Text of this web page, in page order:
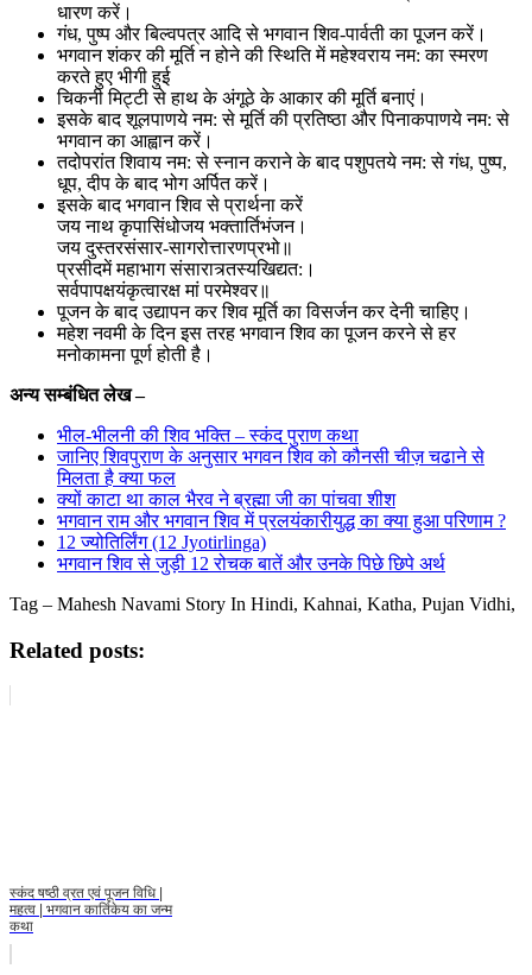
धारण करें।
गंध, पुष्प और बिल्वपत्र आदि से भगवान शिव-पार्वती का पूजन करें।
भगवान शंकर की मूर्ति न होने की स्थिति में महेश्वराय नम: का स्मरण
करते हुए भीगी हुई
चिकनी मिट्टी से हाथ के अंगूठे के आकार की मूर्ति बनाएं।
इसके बाद शूलपाणये नम: से मूर्ति की प्रतिष्ठा और पिनाकपाणये नम: से
भगवान का आह्वान करें।
तदोपरांत शिवाय नम: से स्नान कराने के बाद पशुपतये नम: से गंध, पुष्प,
धूप, दीप के बाद भोग अर्पित करें।
इसके बाद भगवान शिव से प्रार्थना करें
जय नाथ कृपासिंधोजय भक्तार्तिभंजन।
जय दुस्तरसंसार-सागरोत्तारणप्रभो॥
प्रसीदमें महाभाग संसारात्र्तस्यखिद्यत:।
सर्वपापक्षयंकृत्वारक्ष मां परमेश्वर॥
पूजन के बाद उद्यापन कर शिव मूर्ति का विसर्जन कर देनी चाहिए।
महेश नवमी के दिन इस तरह भगवान शिव का पूजन करने से हर
मनोकामना पूर्ण होती है।
अन्य सम्बंधित लेख –
भील-भीलनी की शिव भक्ति – स्कंद पुराण कथा
जानिए शिवपुराण के अनुसार भगवन शिव को कौनसी चीज़ चढाने से
मिलता है क्या फल
क्यों काटा था काल भैरव ने ब्रह्मा जी का पांचवा शीश
भगवान राम और भगवान शिव में प्रलयंकारीयुद्ध का क्या हुआ परिणाम ?
12 ज्योतिर्लिंग (12 Jyotirlinga)
भगवान शिव से जुड़ी 12 रोचक बातें और उनके पिछे छिपे अर्थ
Tag – Mahesh Navami Story In Hindi, Kahnai, Katha, Pujan Vidhi,
Related posts:
स्कंद षष्ठी व्रत एवं पूजन विधि |
महत्व | भगवान कार्तिकेय का जन्म
कथा